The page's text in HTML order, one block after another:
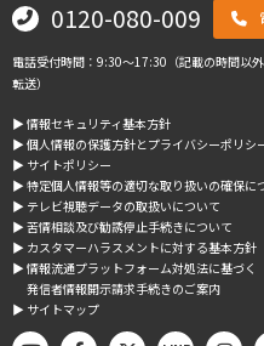
0120-080-009
電話受付時間：9:30～17:30（記載の時間以
転送）
▶︎ 情報セキュリティ基本方針
▶︎ 個人情報の保護方針とプライバシーポリシ
▶︎ サイトポリシー
▶︎ 特定個人情報等の適切な取り扱いの確保に
▶︎ テレビ視聴データの取扱いについて
▶︎ 苦情相談及び勧誘停止手続きについて
▶︎ カスタマーハラスメントに対する基本方針
▶︎ 情報流通プラットフォーム対処法に基づく
発信者情報開示請求手続きのご案内
▶︎ サイトマップ